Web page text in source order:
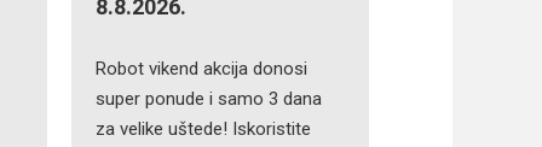
8.8.2026.
Robot vikend akcija donosi
super ponude i samo 3 dana
za velike uštede! Iskoristite